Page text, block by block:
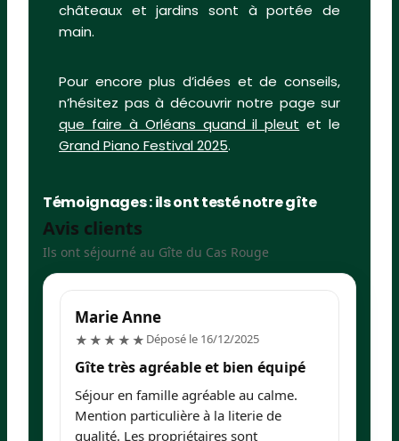
châteaux et jardins sont à portée de
main.
Pour encore plus d’idées et de conseils,
n’hésitez pas à découvrir notre page sur
que faire à Orléans quand il pleut et le
Grand Piano Festival 2025.
Témoignages : ils ont testé notre gîte
Avis clients
Ils ont séjourné au Gîte du Cas Rouge
Marie Anne
★★★★★ 5/5
Déposé le 16/12/2025
Gîte très agréable et bien équipé
Séjour en famille agréable au calme.
Mention particulière à la literie de
qualité. Les propriétaires sont